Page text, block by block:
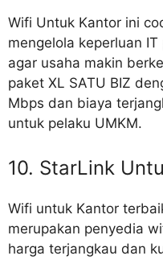
Wifi Untuk Kantor ini
mengelola keperluan
agar usaha makin
paket XL SATU BIZ
Mbps dan biaya
untuk pelaku UMKM.
10. StarLink
Wifi untuk Kantor
merupakan penyedia
harga terjangkau dan